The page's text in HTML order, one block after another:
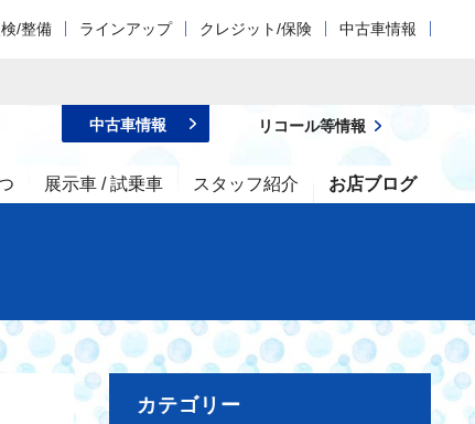
/整備 ラインアップ クレジット/保険 中古車情報
展示車 / 試乗車 スタッフ紹介 お店ブログ
中古車情報 リコール等情報
カテゴリー